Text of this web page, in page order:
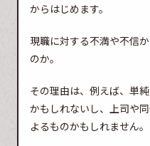
からはじめます。
現職に対する不満や不信
のか。
その理由は、例えば、単
かもしれないし、上司や
よるものかもしれません。